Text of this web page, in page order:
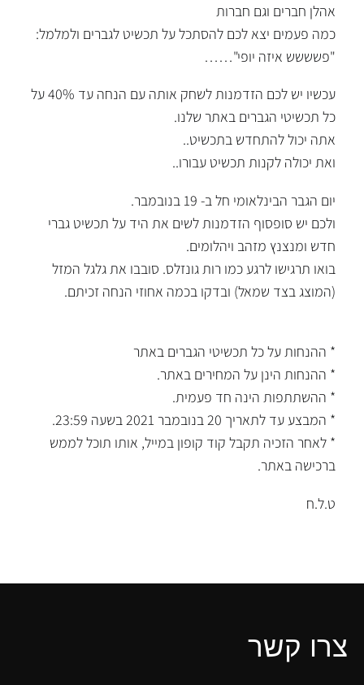
אהלן חברים וגם חברות
כמה פעמים יצא לכם להסתכל על תכשיט לגברים ולמלמל:
"פשששש איזה יופי"……
עכשיו יש לכם הזדמנות לשחק אותה עם הנחה עד 40% על
כל תכשיטי הגברים באתר שלנו.
אתה יכול להתחדש בתכשיט..
ואת יכולה לקנות תכשיט עבורו..
יום הגבר הבינלאומי חל ב- 19 בנובמבר.
ולכם יש סופסוף הזדמנות לשים את היד על תכשיט גברי
חדש ומנצנץ מזהב ויהלומים.
בואו תרגישו לרגע כמו רות גונזלס. סובבו את גלגל המזל
(המוצג בצד שמאל) ובדקו בכמה אחוזי הנחה זכיתם.
* ההנחות על כל תכשיטי הגברים באתר
* ההנחות הינן על המחירים באתר.
* ההשתתפות הינה חד פעמית.
* המבצע עד לתאריך 20 בנובמבר 2021 בשעה 23:59.
* לאחר הזכיה תקבל קוד קופון במייל, אותו תוכל לממש
ברכישה באתר.
ט.ל.ח
צרו קשר